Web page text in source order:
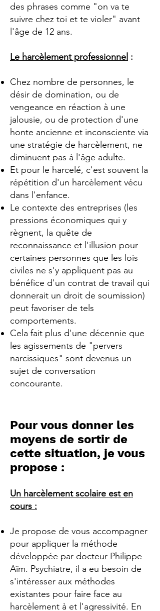
des phrases comme "on va te
suivre chez toi et te violer" avant
l'âge de 12 ans.
Le harcèlement professionnel :
Chez nombre de personnes, le
désir de domination, ou de
vengeance en réaction à une
jalousie, ou de protection d'une
honte ancienne et inconsciente via
une stratégie de harcèlement, ne
diminuent pas à l'âge adulte.
Et pour le harcelé, c'est souvent la
répétition d'un harcèlement vécu
dans l'enfance.
Le contexte des entreprises (les
pressions économiques qui y
règnent, la quête de
reconnaissance et l'illusion pour
certaines personnes que les lois
civiles ne s'y appliquent pas au
bénéfice d'un contrat de travail qui
donnerait un droit de soumission)
peut favoriser de tels
comportements.
Cela fait plus d'une décennie que
les agissements de "pervers
narcissiques" sont devenus un
sujet de conversation
concourante.
Pour vous donner les
moyens de sortir de
cette situation, je vous
propose :
Un harcèlement scolaire est en
cours :
Je propose de vous accompagner
pour appliquer la méthode
développée par docteur Philippe
Aïm. Psychiatre, il a eu besoin de
s'intéresser aux méthodes
existantes pour faire face au
harcèlement à et l'agressivité. En